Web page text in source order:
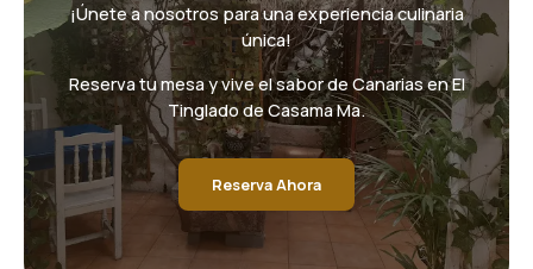
¡Únete a nosotros para una experiencia culinaria
única!
Reserva tu mesa y vive el sabor de Canarias en El
Tinglado de Casama Ma.
Reserva Ahora